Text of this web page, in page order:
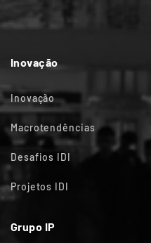
Inovação
Inovação
Macrotendências
Desafios IDI
Projetos IDI
Grupo IP